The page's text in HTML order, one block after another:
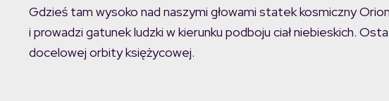
Gdzieś tam wysoko nad naszymi głowami statek kosmiczny
i prowadzi gatunek ludzki w kierunku podboju ciał niebieskich.
docelowej orbity księżycowej.